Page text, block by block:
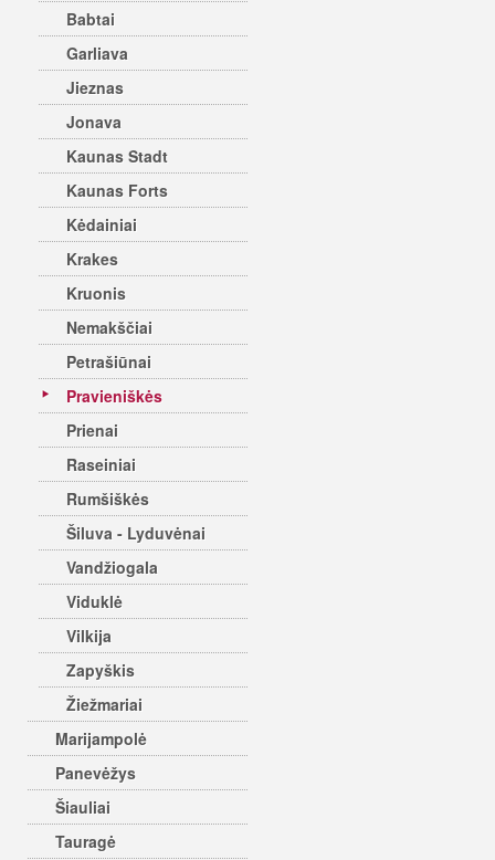
Babtai
Garliava
Jieznas
Jonava
Kaunas Stadt
Kaunas Forts
Kėdainiai
Krakes
Kruonis
Nemakščiai
Petrašiūnai
Pravieniškės
Prienai
Raseiniai
Rumšiškės
Šiluva - Lyduvėnai
Vandžiogala
Viduklė
Vilkija
Zapyškis
Žiežmariai
Marijampolė
Panevėžys
Šiauliai
Tauragė